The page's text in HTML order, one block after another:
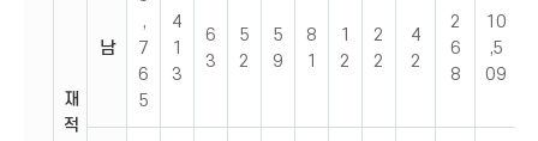
재
적
남
,
7
6
5
4
1
3
6
3
5
2
5
9
8
1
1
2
2
2
4
2
2
6
8
10
,5
09